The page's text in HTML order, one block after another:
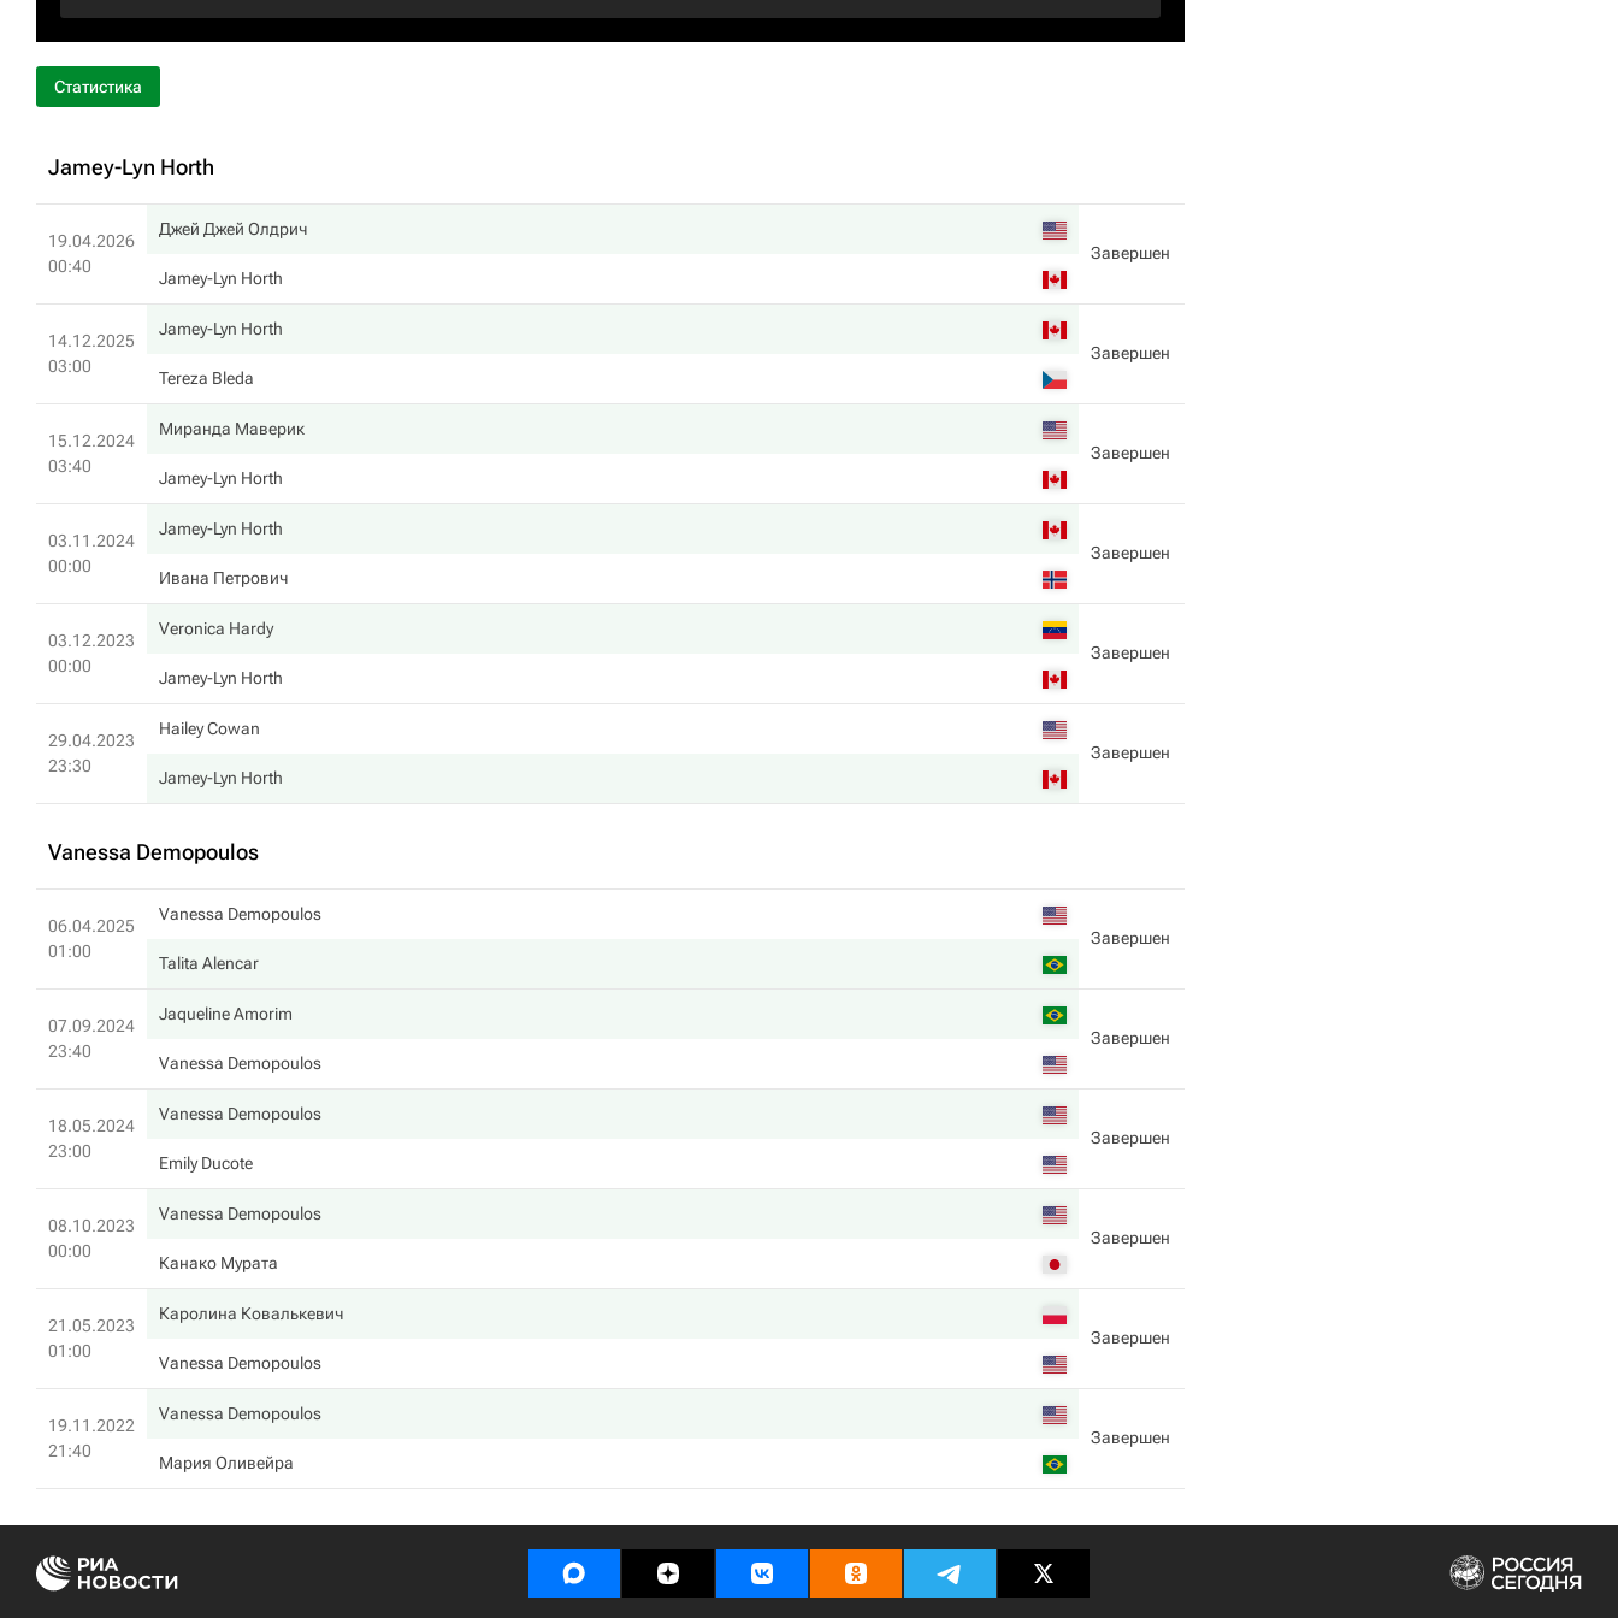
Статистика
Jamey-Lyn Horth
19.04.2026
00:40
Джей Джей Олдрич
Завершен
Jamey-Lyn Horth
14.12.2025
03:00
Jamey-Lyn Horth
Завершен
Tereza Bleda
15.12.2024
03:40
Миранда Маверик
Завершен
Jamey-Lyn Horth
03.11.2024
00:00
Jamey-Lyn Horth
Завершен
Ивана Петрович
03.12.2023
00:00
Veronica Hardy
Завершен
Jamey-Lyn Horth
29.04.2023
23:30
Hailey Cowan
Завершен
Jamey-Lyn Horth
Vanessa Demopoulos
06.04.2025
01:00
Vanessa Demopoulos
Завершен
Talita Alencar
07.09.2024
23:40
Jaqueline Amorim
Завершен
Vanessa Demopoulos
18.05.2024
23:00
Vanessa Demopoulos
Завершен
Emily Ducote
08.10.2023
00:00
Vanessa Demopoulos
Завершен
Канако Мурата
21.05.2023
01:00
Каролина Ковалькевич
Завершен
Vanessa Demopoulos
19.11.2022
21:40
Vanessa Demopoulos
Завершен
Мария Оливейра